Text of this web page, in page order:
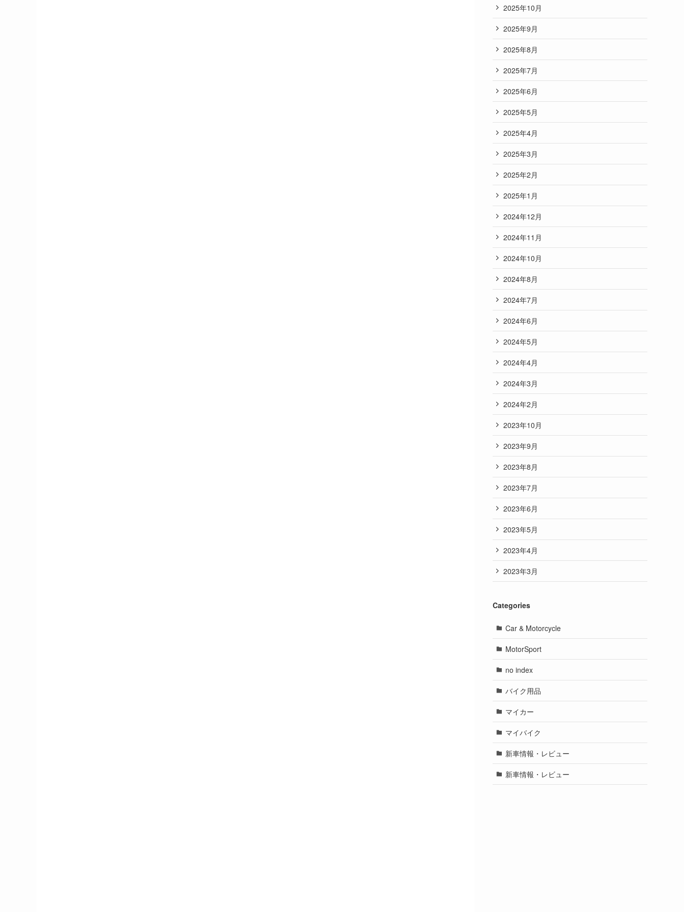
2025年10月
2025年9月
2025年8月
2025年7月
2025年6月
2025年5月
2025年4月
2025年3月
2025年2月
2025年1月
2024年12月
2024年11月
2024年10月
2024年8月
2024年7月
2024年6月
2024年5月
2024年4月
2024年3月
2024年2月
2023年10月
2023年9月
2023年8月
2023年7月
2023年6月
2023年5月
2023年4月
2023年3月
Categories
Car & Motorcycle
MotorSport
no index
バイク用品
マイカー
マイバイク
新車情報・レビュー
新車情報・レビュー